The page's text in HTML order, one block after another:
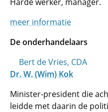
meer informatie
De onderhandelaars
Bert de Vries, CDA
Dr. W. (Wim) Kok
Minister-president die
leidde met daarin de